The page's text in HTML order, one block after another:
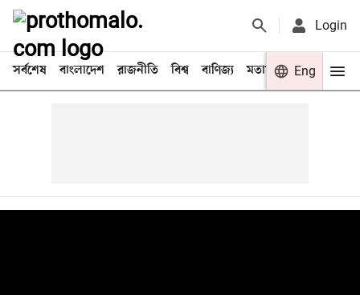
Login
সর্বশেষ বাংলাদেশ রাজনীতি বিশ্ব বাণিজ্য মতামত খেলা
Eng